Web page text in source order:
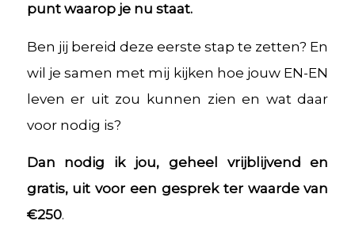
punt waarop je nu staat.
Ben jij bereid deze eerste stap te zetten? En
wil je samen met mij kijken hoe jouw EN-EN
leven er uit zou kunnen zien en wat daar
voor nodig is?
Dan nodig ik jou, geheel vrijblijvend en
gratis, uit voor een gesprek ter waarde van
€250.